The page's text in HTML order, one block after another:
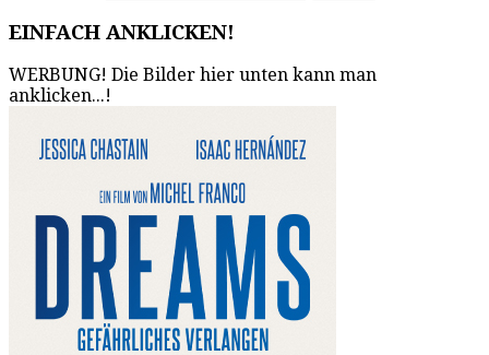
EINFACH ANKLICKEN!
WERBUNG! Die Bilder hier unten kann man
anklicken...!